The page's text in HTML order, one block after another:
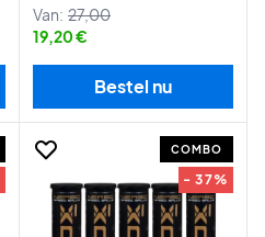
Van: 27,00
19,20 €
Bestel nu
COMBO
- 37%